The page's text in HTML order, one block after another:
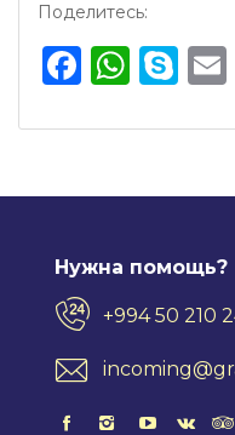
Поделитесь:
Нужна помощь?
+994 50 210